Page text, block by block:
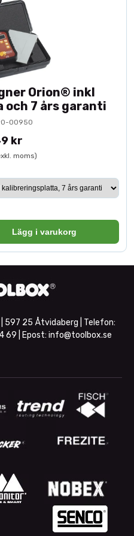
Orion® inkl
7 års garanti
00950
kr
moms)
Lägg i varukorg
597 25 Åtvidaberg | Telefon:
69 | Epost: info@toolbox.se